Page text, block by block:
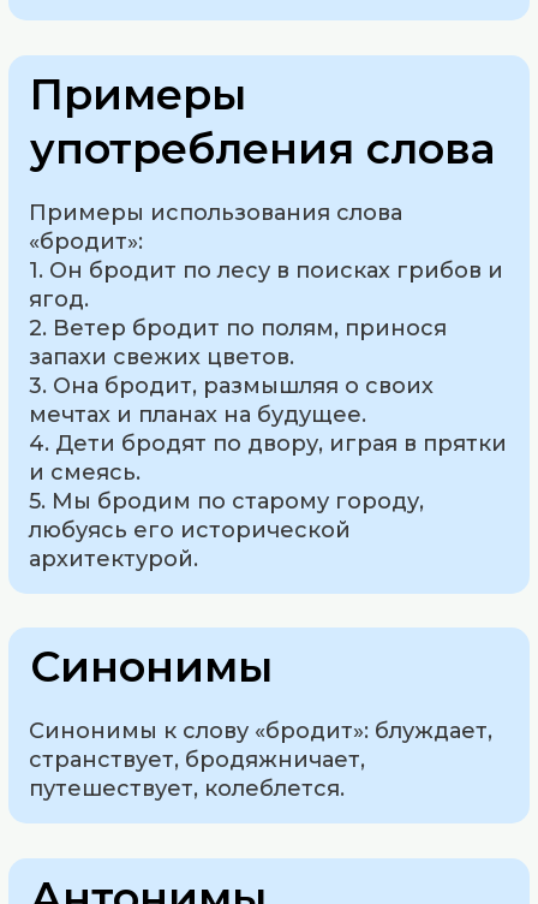
Примеры
употребления слова
Примеры использования слова
«бродит»:
1. Он бродит по лесу в поисках грибов и
ягод.
2. Ветер бродит по полям, принося
запахи свежих цветов.
3. Она бродит, размышляя о своих
мечтах и планах на будущее.
4. Дети бродят по двору, играя в прятки
и смеясь.
5. Мы бродим по старому городу,
любуясь его исторической
архитектурой.
Синонимы
Синонимы к слову «бродит»: блуждает,
странствует, бродяжничает,
путешествует, колеблется.